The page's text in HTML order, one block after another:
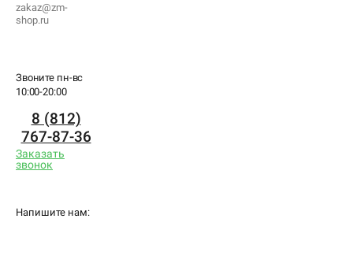
zakaz@zm-
shop.ru
Звоните пн-вс
10:00-20:00
8 (812)
767-87-36
Заказать
звонок
Напишите нам: